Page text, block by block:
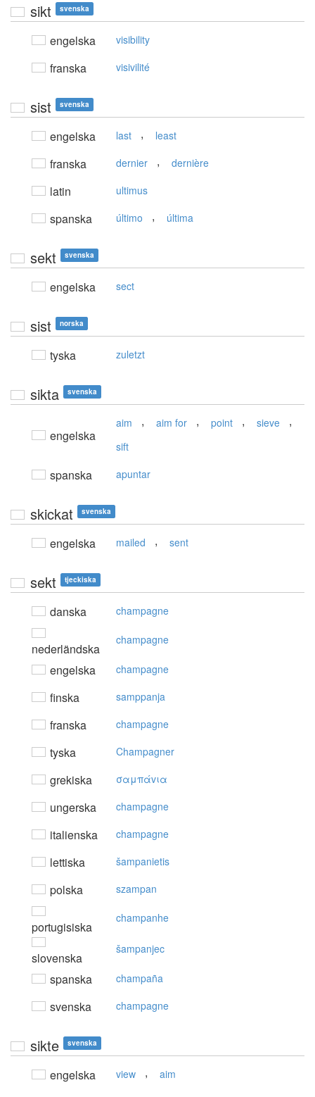
sikt svenska
engelska visibility
franska visivilité
sist svenska
engelska last , least
franska dernier , dernière
latin ultimus
spanska último , última
sekt svenska
engelska sect
sist norska
tyska zuletzt
sikta svenska
engelska
aim , aim for , point , sieve ,
sift
spanska apuntar
skickat svenska
engelska mailed , sent
sekt tjeckiska
danska champagne
nederländska
champagne
engelska champagne
finska samppanja
franska champagne
tyska Champagner
grekiska σαμπάvια
ungerska champagne
italienska champagne
lettiska šampanietis
polska szampan
portugisiska
champanhe
slovenska
šampanjec
spanska champaña
svenska champagne
sikte svenska
engelska view , aim